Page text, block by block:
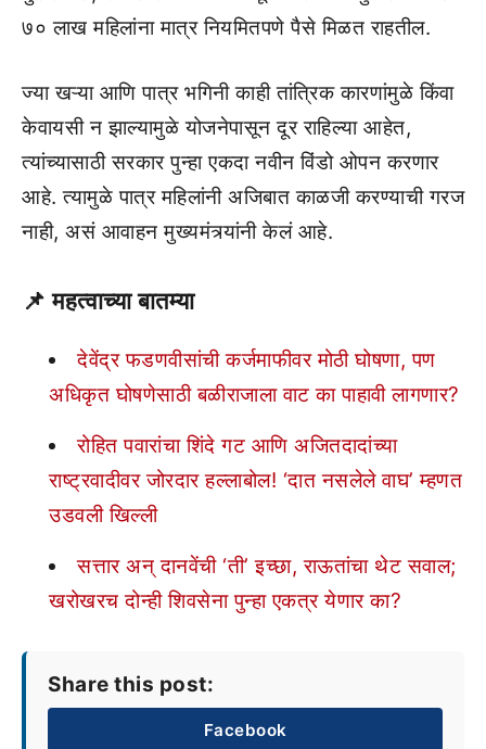
७० लाख महिलांना मात्र नियमितपणे पैसे मिळत राहतील.
ज्या खऱ्या आणि पात्र भगिनी काही तांत्रिक कारणांमुळे किंवा
केवायसी न झाल्यामुळे योजनेपासून दूर राहिल्या आहेत,
त्यांच्यासाठी सरकार पुन्हा एकदा नवीन विंडो ओपन करणार
आहे. त्यामुळे पात्र महिलांनी अजिबात काळजी करण्याची गरज
नाही, असं आवाहन मुख्यमंत्र्यांनी केलं आहे.
📌महत्वाच्या बातम्या
देवेंद्र फडणवीसांची कर्जमाफीवर मोठी घोषणा, पण
अधिकृत घोषणेसाठी बळीराजाला वाट का पाहावी लागणार?
रोहित पवारांचा शिंदे गट आणि अजितदादांच्या
राष्ट्रवादीवर जोरदार हल्लाबोल! ‘दात नसलेले वाघ’ म्हणत
उडवली खिल्ली
सत्तार अन् दानवेंची ‘ती’ इच्छा, राऊतांचा थेट सवाल;
खरोखरच दोन्ही शिवसेना पुन्हा एकत्र येणार का?
Share this post:
Facebook